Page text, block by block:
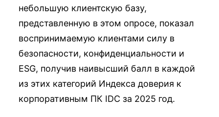
небольшую клиентскую базу,
представленную в этом опросе, показал
воспринимаемую клиентами силу в
безопасности, конфиденциальности и
ESG, получив наивысший балл в каждой
из этих категорий Индекса доверия к
корпоративным ПК IDC за 2025 год.